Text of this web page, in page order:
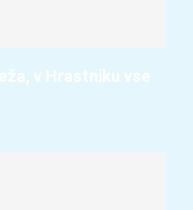
v Hrastniku vse